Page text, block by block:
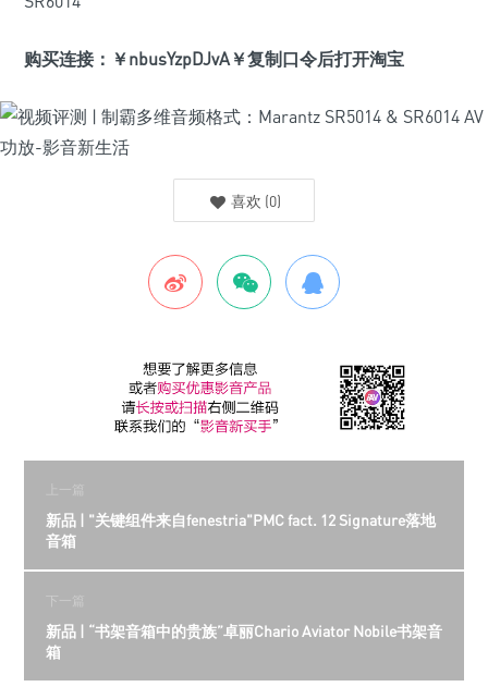
购买连接：￥nbusYzpDJvA￥复制口令后打开淘宝
喜欢 (0)
上一篇
新品 | "关键组件来自fenestria"PMC fact. 12 Signature落地
音箱
下一篇
新品 | “书架音箱中的贵族”卓丽Chario Aviator Nobile书架音
箱